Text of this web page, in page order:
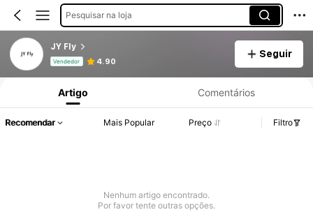
Pesquisar na loja
JY Fly
Vendedor 4.90
Seguir
Informações do Produto: Divulgação de Preço, Vendas e Detalhes de Stock.
Artigo Comentários
Recomendar Mais Popular Preço Filtro
Nenhum artigo encontrado.
Por favor tente outras opções.